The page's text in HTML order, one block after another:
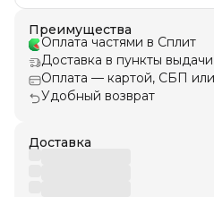
Преимущества
Оплата частями в Сплит
Доставка в пункты
Оплата — картой, СБП
Удобный возврат
Доставка